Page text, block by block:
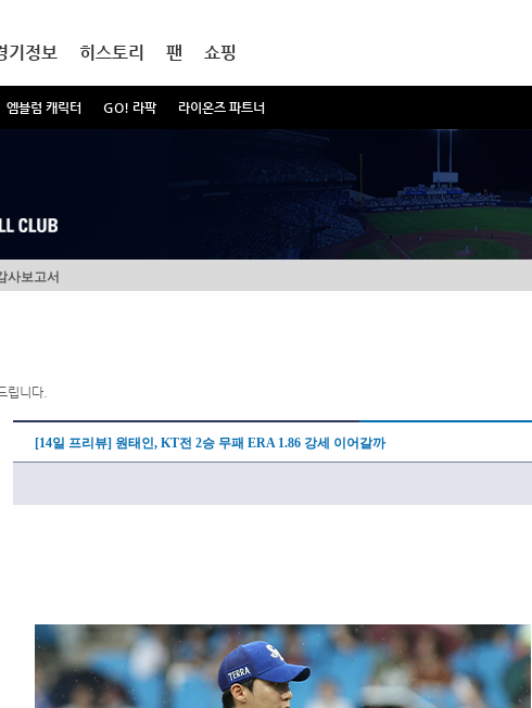
엠블럼 캐릭터 GO! 라팍 라이온즈 파트너
기정보 히스토리 팬 쇼핑
사보고서
립니다.
[14일 프리뷰] 원태인, KT전 2승 무패 ERA 1.86 강세 이어갈까